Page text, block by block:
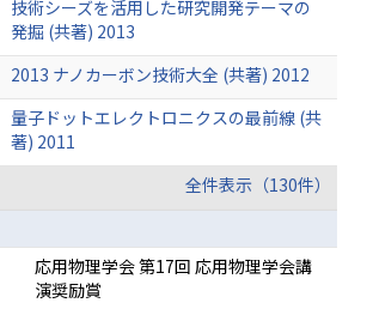
技術シーズを活用した研究開発テーマの
発掘 (共著) 2013
2013 ナノカーボン技術大全 (共著) 2012
量子ドットエレクトロニクスの最前線 (共
著) 2011
全件表示（130件）
応用物理学会 第17回 応用物理学会講
演奨励賞